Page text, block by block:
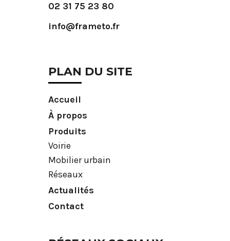
02 31 75 23 80
info@frameto.fr
PLAN DU SITE
Accueil
À propos
Produits
Voirie
Mobilier urbain
Réseaux
Actualités
Contact